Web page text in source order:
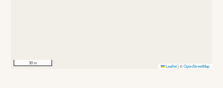
30 m
Leaflet |©OpenStreetMap